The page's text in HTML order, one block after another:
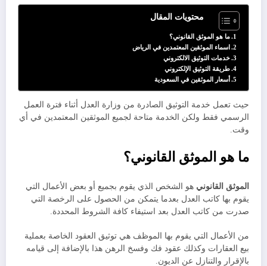
محتويات المقال
ما هو الموثق القانوني؟
اسماء الموثقين المعتمدين في الرياض
خدمات التوثيق الالكتروني
طريقة التوثيق الإلكتروني
أسعار الموثقين في السعودية
حيث تعمل خدمة التوثيق الصادرة من وزارة العدل أثناء فترة العمل
الرسمي فقط ولكن الخدمة متاحة لجميع الموثقين المعتمدين في أي
وقت.
ما هو الموثق القانوني؟
الموثق القانوني هو الشخص الذي يقوم بجميع أو بعض الأعمال التي
يقوم بها كاتب العدل بعدما يتمكن من الحصول على الرخصة التي
صدرت من كاتب العدل بعد استيفاء كافة الشروط المحددة.
من الأعمال التي يقوم بها الموظف هي توثيق العقود الخاصة بعملية
بيع العقارات وكذلك عقود فك وفسخ الرهن هذا بالإضافة إلى قيامه
بالإقرار والتنازل عن الديون.